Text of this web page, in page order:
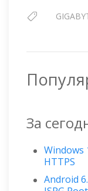
За
Windows
HTTPS
Android